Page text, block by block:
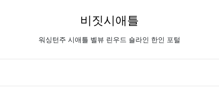
비짓시애틀
워싱턴주 시애틀 벨뷰 린우드 숄라인 한인 포털